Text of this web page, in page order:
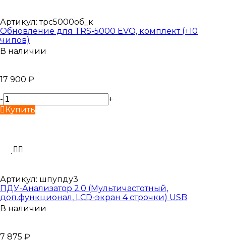
Артикул: трс5000об_к
Обновление для TRS-5000 EVO, комплект (+10
чипов)
В наличии
17 900 ₽
-
+
Купить
Артикул: шпупду3
ПДУ-Анализатор 2.0 (Мультичастотный,
доп.функционал, LCD-экран 4 строчки) USB
В наличии
7 875 ₽